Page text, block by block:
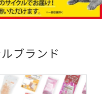
ブランド